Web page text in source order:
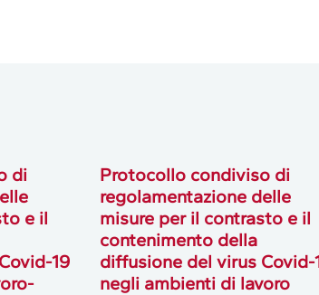
di
e il
19
Protocollo condiviso di
regolamentazione delle
misure per il contrasto e il
contenimento della
diffusione del virus Covid-
negli ambienti di lavoro